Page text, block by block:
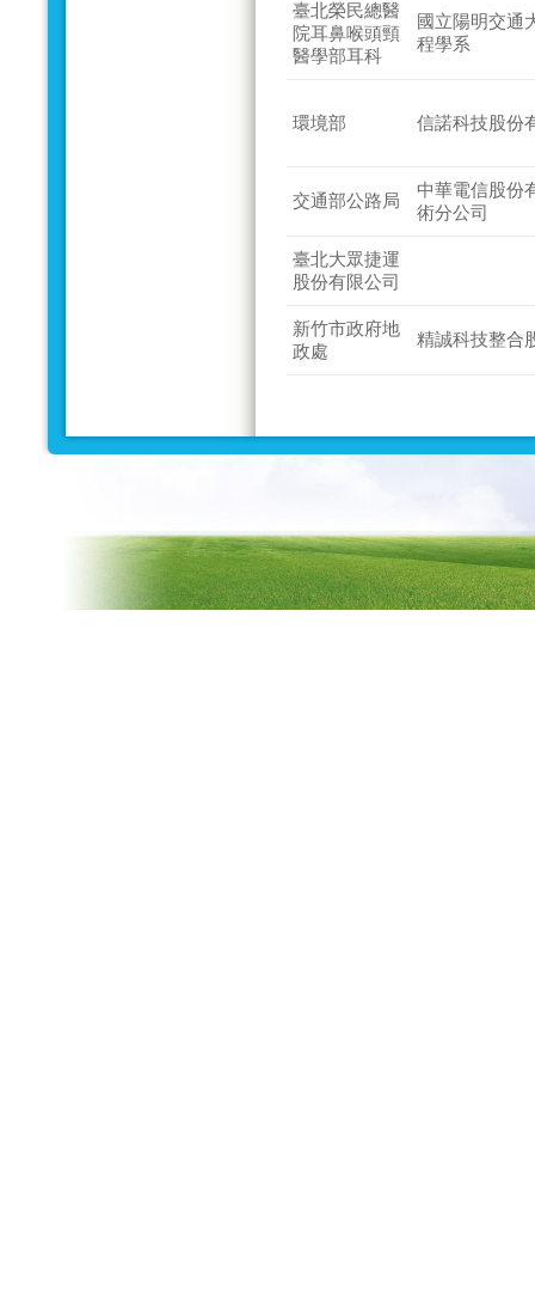
臺北榮民總醫
院耳鼻喉頭頸
醫學部耳科
國立陽明交通
程學系
環境部 信諾科技股份
交通部公路局
中華電信股份
術分公司
臺北大眾捷運
股份有限公司
新竹市政府地
政處
精誠科技整合